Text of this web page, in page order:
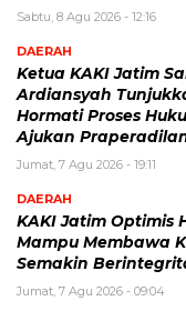
Sabtu, 8 Agu 2026 - 12:16
DAERAH
Ketua KAKI Jatim
Ardiansyah
Hormati Proses
Ajukan
Jumat, 7 Agu 2026 - 19:11
DAERAH
KAKI Jatim Optimis
Mampu Membawa
Semakin
Jumat, 7 Agu 2026 - 09:04